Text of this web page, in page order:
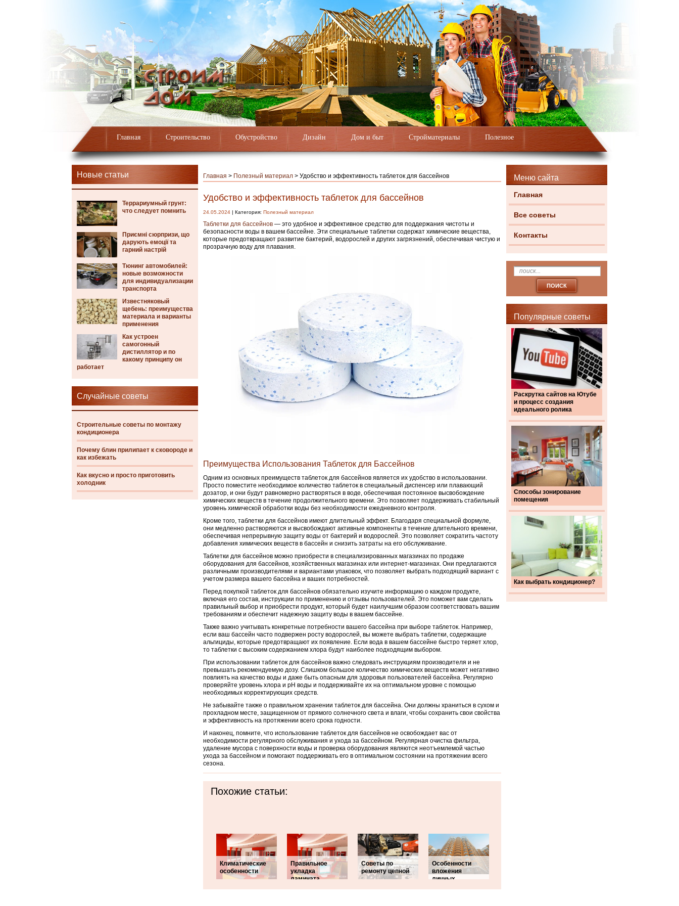
Главная Строительство Обустройство Дизайн Дом и быт Стройматериалы Полезное
Новые статьи
Террариумный грунт:
что следует помнить
Приємні сюрпризи, що
дарують емоції та
гарний настрій
Тюнинг автомобилей:
новые возможности
для индивидуализации
транспорта
Известняковый
щебень: преимущества
материала и варианты
применения
Как устроен
самогонный
дистиллятор и по
какому принципу он
работает
Случайные советы
Строительные советы по монтажу
кондиционера
Почему блин прилипает к сковороде и
как избежать
Как вкусно и просто приготовить
холодник
Меню сайта
Главная
Все советы
Контакты
Популярные советы
Раскрутка сайтов на Ютубе
и процесс создания
идеального ролика
Способы зонирование
помещения
Как выбрать кондиционер?
Главная > Полезный материал > Удобство и эффективность таблеток для бассейнов
Удобство и эффективность таблеток для бассейнов
24.05.2024 | Категория: Полезный материал
Таблетки для бассейнов — это удобное и эффективное средство для поддержания чистоты и
безопасности воды в вашем бассейне. Эти специальные таблетки содержат химические вещества,
которые предотвращают развитие бактерий, водорослей и других загрязнений, обеспечивая чистую и
прозрачную воду для плавания.
Преимущества Использования Таблеток для Бассейнов
Одним из основных преимуществ таблеток для бассейнов является их удобство в использовании.
Просто поместите необходимое количество таблеток в специальный диспенсер или плавающий
дозатор, и они будут равномерно растворяться в воде, обеспечивая постоянное высвобождение
химических веществ в течение продолжительного времени. Это позволяет поддерживать стабильный
уровень химической обработки воды без необходимости ежедневного контроля.
Кроме того, таблетки для бассейнов имеют длительный эффект. Благодаря специальной формуле,
они медленно растворяются и высвобождают активные компоненты в течение длительного времени,
обеспечивая непрерывную защиту воды от бактерий и водорослей. Это позволяет сократить частоту
добавления химических веществ в бассейн и снизить затраты на его обслуживание.
Таблетки для бассейнов можно приобрести в специализированных магазинах по продаже
оборудования для бассейнов, хозяйственных магазинах или интернет-магазинах. Они предлагаются
различными производителями и вариантами упаковок, что позволяет выбрать подходящий вариант с
учетом размера вашего бассейна и ваших потребностей.
Перед покупкой таблеток для бассейнов обязательно изучите информацию о каждом продукте,
включая его состав, инструкции по применению и отзывы пользователей. Это поможет вам сделать
правильный выбор и приобрести продукт, который будет наилучшим образом соответствовать вашим
требованиям и обеспечит надежную защиту воды в вашем бассейне.
Также важно учитывать конкретные потребности вашего бассейна при выборе таблеток. Например,
если ваш бассейн часто подвержен росту водорослей, вы можете выбрать таблетки, содержащие
альгициды, которые предотвращают их появление. Если вода в вашем бассейне быстро теряет хлор,
то таблетки с высоким содержанием хлора будут наиболее подходящим выбором.
При использовании таблеток для бассейнов важно следовать инструкциям производителя и не
превышать рекомендуемую дозу. Слишком большое количество химических веществ может негативно
повлиять на качество воды и даже быть опасным для здоровья пользователей бассейна. Регулярно
проверяйте уровень хлора и pH воды и поддерживайте их на оптимальном уровне с помощью
необходимых корректирующих средств.
Не забывайте также о правильном хранении таблеток для бассейна. Они должны храниться в сухом и
прохладном месте, защищенном от прямого солнечного света и влаги, чтобы сохранить свои свойства
и эффективность на протяжении всего срока годности.
И наконец, помните, что использование таблеток для бассейнов не освобождает вас от
необходимости регулярного обслуживания и ухода за бассейном. Регулярная очистка фильтра,
удаление мусора с поверхности воды и проверка оборудования являются неотъемлемой частью
ухода за бассейном и помогают поддерживать его в оптимальном состоянии на протяжении всего
сезона.
Похожие статьи:
Климатические
особенности
Правильное
укладка
ламината
Советы по
ремонту цепной
Особенности
вложения
личных